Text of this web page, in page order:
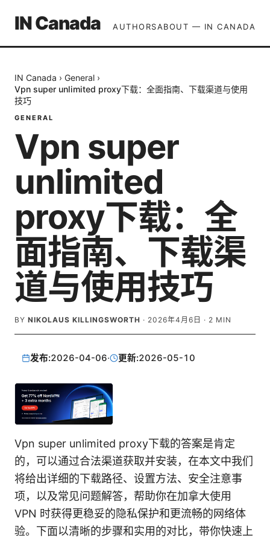
IN Canada AUTHORSABOUT — IN CANADA
IN Canada › General ›
Vpn super unlimited proxy下载：全面指南、下载渠道与使用
技巧
GENERAL
Vpn super
unlimited
proxy下载：全
面指南、下载渠
道与使用技巧
BY NIKOLAUS KILLINGSWORTH · 2026年4月6日 · 2 MIN
发布:2026-04-06· 更新:2026-05-10
Vpn super unlimited proxy下载的答案是肯定
的，可以通过合法渠道获取并安装，在本文中我们
将给出详细的下载路径、设置方法、安全注意事
项，以及常见问题解答，帮助你在加拿大使用
VPN 时获得更稳妥的隐私保护和更流畅的网络体
验。下面以清晰的步骤和实用的对比，带你快速上